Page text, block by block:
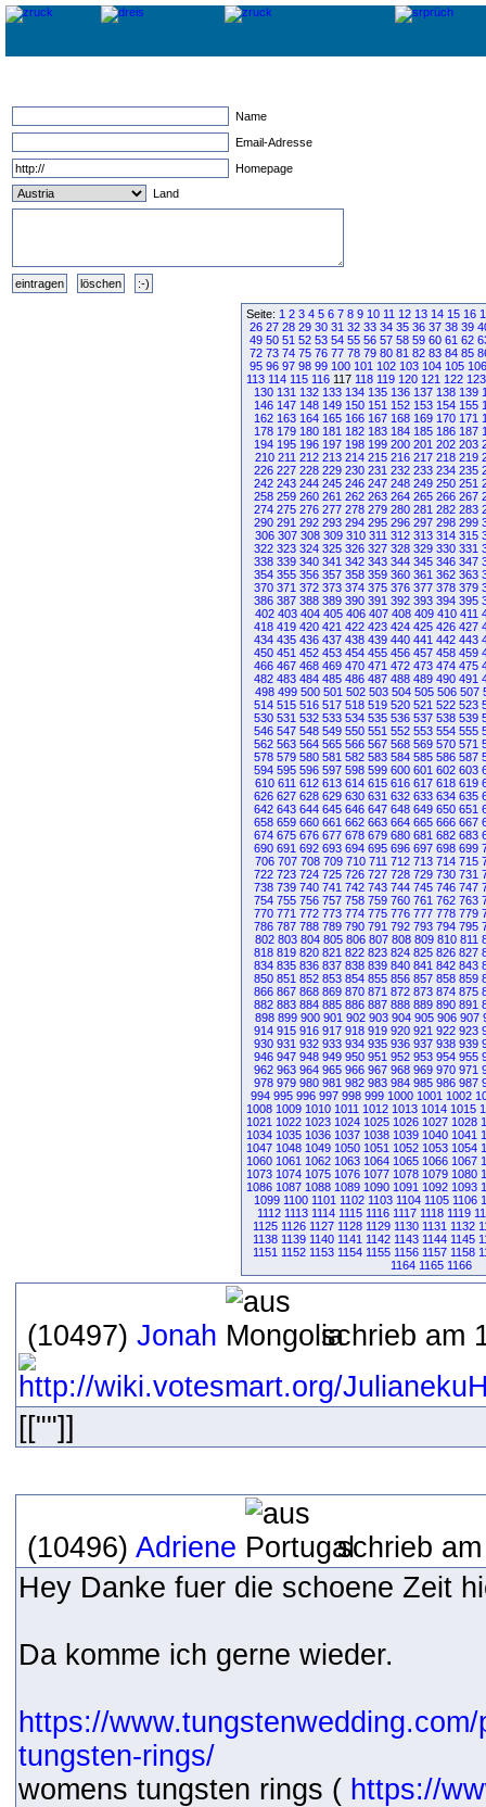
Name
Email-Adresse
Homepage
Land
Seite: 1 2 3 4 5 6 7 8 9 10 11 12 13 14 15 16
26 27 28 29 30 31 32 33 34 35 36 37 38 39
49 50 51 52 53 54 55 56 57 58 59 60 61 62
72 73 74 75 76 77 78 79 80 81 82 83 84 85
95 96 97 98 99 100 101 102 103 104 105 106
113 114 115 116 117 118 119 120 121 122 123
130 131 132 133 134 135 136 137 138 139
146 147 148 149 150 151 152 153 154 155
162 163 164 165 166 167 168 169 170 171
178 179 180 181 182 183 184 185 186 187
194 195 196 197 198 199 200 201 202 203
210 211 212 213 214 215 216 217 218 219
226 227 228 229 230 231 232 233 234 235
242 243 244 245 246 247 248 249 250 251
258 259 260 261 262 263 264 265 266 267
274 275 276 277 278 279 280 281 282 283
290 291 292 293 294 295 296 297 298 299
306 307 308 309 310 311 312 313 314 315
322 323 324 325 326 327 328 329 330 331
338 339 340 341 342 343 344 345 346 347
354 355 356 357 358 359 360 361 362 363
370 371 372 373 374 375 376 377 378 379
386 387 388 389 390 391 392 393 394 395
402 403 404 405 406 407 408 409 410 411
418 419 420 421 422 423 424 425 426 427
434 435 436 437 438 439 440 441 442 443
450 451 452 453 454 455 456 457 458 459
466 467 468 469 470 471 472 473 474 475
482 483 484 485 486 487 488 489 490 491
498 499 500 501 502 503 504 505 506 507
514 515 516 517 518 519 520 521 522 523
530 531 532 533 534 535 536 537 538 539
546 547 548 549 550 551 552 553 554 555
562 563 564 565 566 567 568 569 570 571
578 579 580 581 582 583 584 585 586 587
594 595 596 597 598 599 600 601 602 603
610 611 612 613 614 615 616 617 618 619
626 627 628 629 630 631 632 633 634 635
642 643 644 645 646 647 648 649 650 651
658 659 660 661 662 663 664 665 666 667
674 675 676 677 678 679 680 681 682 683
690 691 692 693 694 695 696 697 698 699
706 707 708 709 710 711 712 713 714 715
722 723 724 725 726 727 728 729 730 731
738 739 740 741 742 743 744 745 746 747
754 755 756 757 758 759 760 761 762 763
770 771 772 773 774 775 776 777 778 779
786 787 788 789 790 791 792 793 794 795
802 803 804 805 806 807 808 809 810 811
818 819 820 821 822 823 824 825 826 827
834 835 836 837 838 839 840 841 842 843
850 851 852 853 854 855 856 857 858 859
866 867 868 869 870 871 872 873 874 875
882 883 884 885 886 887 888 889 890 891
898 899 900 901 902 903 904 905 906 907
914 915 916 917 918 919 920 921 922 923
930 931 932 933 934 935 936 937 938 939
946 947 948 949 950 951 952 953 954 955
962 963 964 965 966 967 968 969 970 971
978 979 980 981 982 983 984 985 986 987
994 995 996 997 998 999 1000 1001 1002
1008 1009 1010 1011 1012 1013 1014 1015
1021 1022 1023 1024 1025 1026 1027 1028
1034 1035 1036 1037 1038 1039 1040 1041
1047 1048 1049 1050 1051 1052 1053 1054
1060 1061 1062 1063 1064 1065 1066 1067
1073 1074 1075 1076 1077 1078 1079 1080
1086 1087 1088 1089 1090 1091 1092 1093
1099 1100 1101 1102 1103 1104 1105 1106
1112 1113 1114 1115 1116 1117 1118 1119
1125 1126 1127 1128 1129 1130 1131 1132
1138 1139 1140 1141 1142 1143 1144 1145
1151 1152 1153 1154 1155 1156 1157 1158
1164 1165 1166
(10497) Jonah schrieb am
[[""]]
(10496) Adriene
schrieb
Hey Danke fuer die schoene Zeit
Da komme ich gerne wieder.
https://
tungsten-rings/
womens tungsten rings ( https://